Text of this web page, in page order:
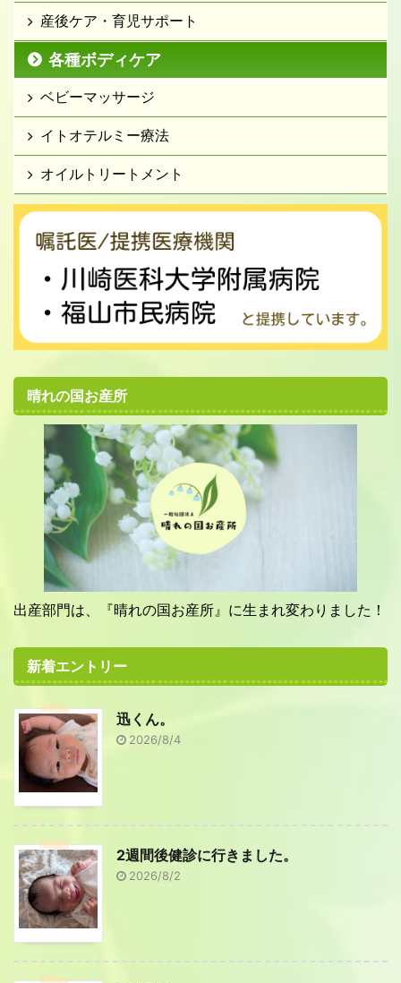
産後ケア・育児サポート
各種ボディケア
ベビーマッサージ
イトオテルミー療法
オイルトリートメント
晴れの国お産所
出産部門は、『晴れの国お産所』に生まれ変わりました！
新着エントリー
迅くん。
2026/8/4
2週間後健診に行きました。
2026/8/2